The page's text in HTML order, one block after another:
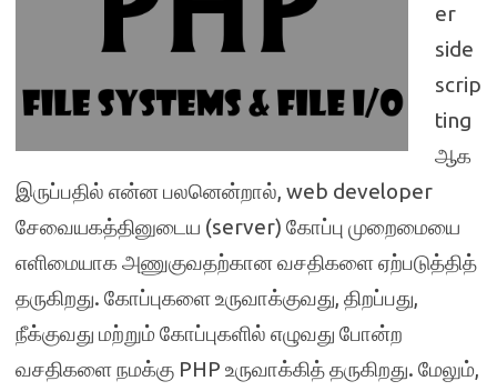
er
side
scrip
ting
ஆக
இருப்பதில் என்ன பலனென்றால், web developer
சேவையகத்தினுடைய (server) கோப்பு முறைமையை
எளிமையாக அணுகுவதற்கான வசதிகளை ஏற்படுத்தித்
தருகிறது. கோப்புகளை உருவாக்குவது, திறப்பது,
நீக்குவது மற்றும் கோப்புகளில் எழுவது போன்ற
வசதிகளை நமக்கு PHP உருவாக்கித் தருகிறது. மேலும்,